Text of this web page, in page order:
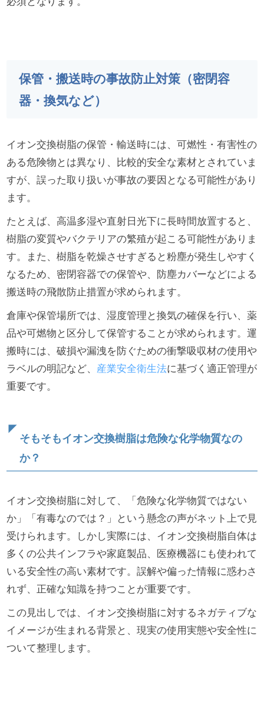
保管・搬送時の事故防止対策（密閉容
器・換気など）
イオン交換樹脂の保管・輸送時には、可燃性・有害性の
ある危険物とは異なり、比較的安全な素材とされていま
すが、誤った取り扱いが事故の要因となる可能性があり
ます。
たとえば、高温多湿や直射日光下に長時間放置すると、
樹脂の変質やバクテリアの繁殖が起こる可能性がありま
す。また、樹脂を乾燥させすぎると粉塵が発生しやすく
なるため、密閉容器での保管や、防塵カバーなどによる
搬送時の飛散防止措置が求められます。
倉庫や保管場所では、湿度管理と換気の確保を行い、薬
品や可燃物と区分して保管することが求められます。運
搬時には、破損や漏洩を防ぐための衝撃吸収材の使用や
ラベルの明記など、 産業安全衛生法に基づく適正管理が
重要です。
そもそもイオン交換樹脂は危険な化学物質なの
か？
イオン交換樹脂に対して、「危険な化学物質ではない
か」「有毒なのでは？」という懸念の声がネット上で見
受けられます。しかし実際には、イオン交換樹脂自体は
多くの公共インフラや家庭製品、医療機器にも使われて
いる安全性の高い素材です。誤解や偏った情報に惑わさ
れず、正確な知識を持つことが重要です。
この見出しでは、イオン交換樹脂に対するネガティブな
イメージが生まれる背景と、現実の使用実態や安全性に
ついて整理します。